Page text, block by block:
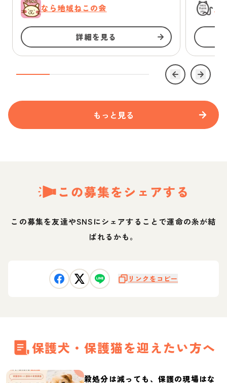
なら地域ねこの会
詳細を見る
もっと見る
この募集をシェアする
この募集を友達やSNSにシェアすることで運命の糸が結
ばれるかも。
リンクをコピー
保護犬・保護猫を迎えたい方へ
殺処分は減っても、保護の現場はな